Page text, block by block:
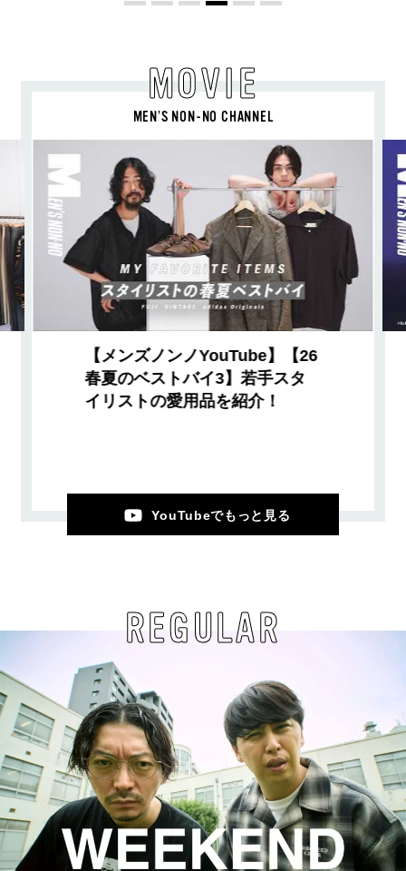
MOVIE
MEN’S NON-NO CHANNEL
【メンズノンノYouTube】【26
春夏のベストバイ3】若手スタ
イリストの愛用品を紹介！
YouTubeでもっと見る
REGULAR